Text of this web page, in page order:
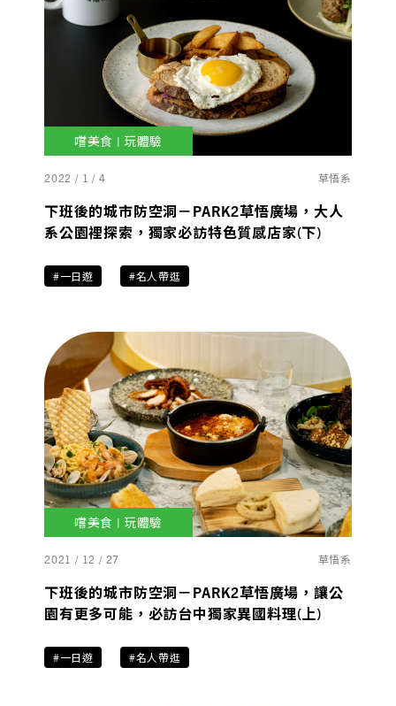
嚐美食 | 玩體驗
2022 / 1 / 4 草悟系
下班後的城市防空洞－PARK2草悟廣場，大人
系公園裡探索，獨家必訪特色質感店家(下)
#一日遊 #名人帶逛
嚐美食 | 玩體驗
2021 / 12 / 27 草悟系
下班後的城市防空洞－PARK2草悟廣場，讓公
園有更多可能，必訪台中獨家異國料理(上)
#一日遊 #名人帶逛